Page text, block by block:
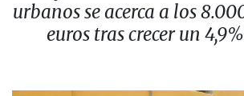
urbanos se acerca a los
euros tras crecer un